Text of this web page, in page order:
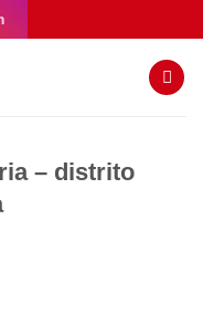
– distrito